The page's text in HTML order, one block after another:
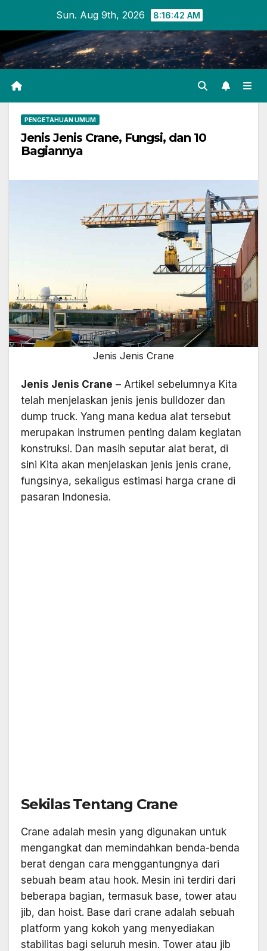
content
Sun. Aug 9th, 2026 8:16:42 AM
PENGETAHUAN UMUM
Jenis Jenis Crane, Fungsi, dan 10
Bagiannya
Jenis Jenis Crane
Jenis Jenis Crane – Artikel sebelumnya Kita
telah menjelaskan jenis jenis bulldozer dan
dump truck. Yang mana kedua alat tersebut
merupakan instrumen penting dalam kegiatan
konstruksi. Dan masih seputar alat berat, di
sini Kita akan menjelaskan jenis jenis crane,
fungsinya, sekaligus estimasi harga crane di
pasaran Indonesia.
Sekilas Tentang Crane
Crane adalah mesin yang digunakan untuk
mengangkat dan memindahkan benda-benda
berat dengan cara menggantungnya dari
sebuah beam atau hook. Mesin ini terdiri dari
beberapa bagian, termasuk base, tower atau
jib, dan hoist. Base dari crane adalah sebuah
platform yang kokoh yang menyediakan
stabilitas bagi seluruh mesin. Tower atau jib